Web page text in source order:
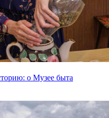
о Музее быта